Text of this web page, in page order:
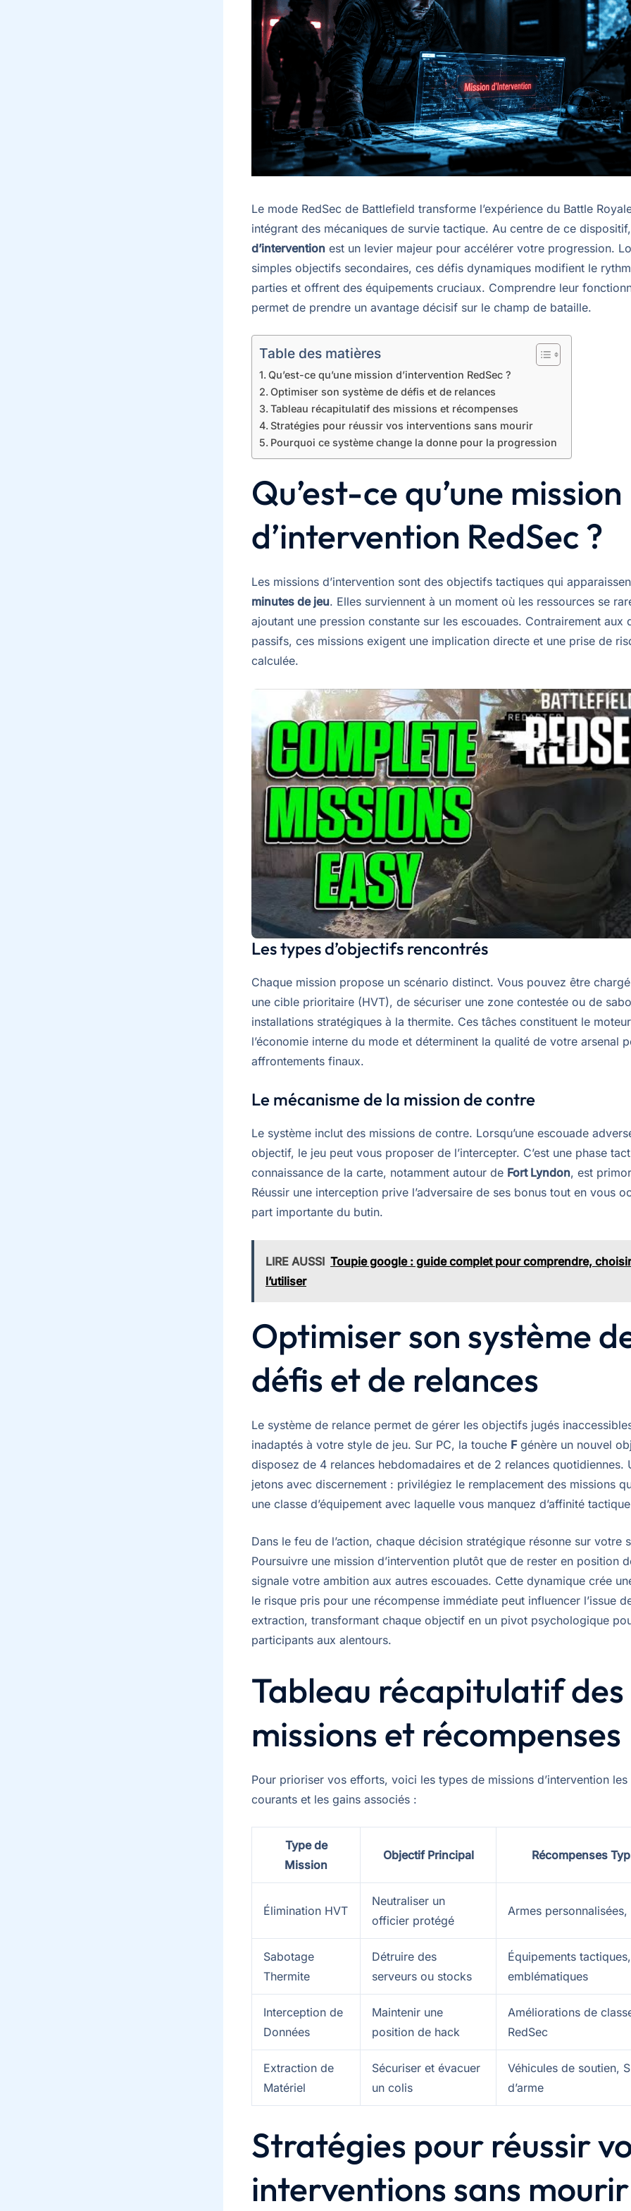
Le mode RedSec de Battlefield transforme l’expérience du Battle
intégrant des mécaniques de survie tactique. Au centre de ce
d’intervention est un levier majeur pour accélérer votre progression.
simples objectifs secondaires, ces défis dynamiques modifient le
parties et offrent des équipements cruciaux. Comprendre leur
permet de prendre un avantage décisif sur le champ de bataille.
Table des matières
Qu’est-ce qu’une mission d’intervention RedSec ?
Optimiser son système de défis et de relances
Tableau récapitulatif des missions et récompenses
Stratégies pour réussir vos interventions sans mourir
Pourquoi ce système change la donne pour la progression
Qu’est-ce qu’une mission
d’intervention RedSec ?
Les missions d’intervention sont des objectifs tactiques qui
minutes de jeu. Elles surviennent à un moment où les ressources se
ajoutant une pression constante sur les escouades. Contrairement aux
passifs, ces missions exigent une implication directe et une prise de
calculée.
Les types d’objectifs rencontrés
Chaque mission propose un scénario distinct. Vous pouvez être chargé
une cible prioritaire (HVT), de sécuriser une zone contestée ou de
installations stratégiques à la thermite. Ces tâches constituent le
l’économie interne du mode et déterminent la qualité de votre arsenal
affrontements finaux.
Le mécanisme de la mission de contre
Le système inclut des missions de contre. Lorsqu’une escouade
objectif, le jeu peut vous proposer de l’intercepter. C’est une phase
connaissance de la carte, notamment autour de Fort Lyndon, est
Réussir une interception prive l’adversaire de ses bonus tout en vous
part importante du butin.
LIRE AUSSI Toupie google : guide complet pour comprendre,
l’utiliser
Optimiser son système
défis et de relances
Le système de relance permet de gérer les objectifs jugés
inadaptés à votre style de jeu. Sur PC, la touche Fgénère un nouvel
disposez de 4 relances hebdomadaires et de 2 relances quotidiennes.
jetons avec discernement : privilégiez le remplacement des missions
une classe d’équipement avec laquelle vous manquez d’affinité
Dans le feu de l’action, chaque décision stratégique résonne sur votre
Poursuivre une mission d’intervention plutôt que de rester en position
signale votre ambition aux autres escouades. Cette dynamique crée
le risque pris pour une récompense immédiate peut influencer l’issue
extraction, transformant chaque objectif en un pivot psychologique
participants aux alentours.
Tableau récapitulatif des
missions et récompenses
Pour prioriser vos efforts, voici les types de missions d’intervention les
courants et les gains associés :
Type de
Mission
Objectif Principal Récompenses
Élimination HVT
Neutraliser un
officier protégé
Armes personnalisées,
Sabotage
Thermite
Détruire des
serveurs ou stocks
Équipements
emblématiques
Interception de
Données
Maintenir une
position de hack
Améliorations de
RedSec
Extraction de
Matériel
Sécuriser et évacuer
un colis
Véhicules de soutien,
d’arme
Stratégies pour réussir
interventions sans mourir